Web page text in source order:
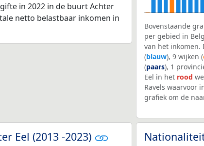
in 2022 in de buurt Achter
netto belastbaar inkomen in
Bovenstaande
per gebied in
van het inkomen.
(blauw), 9 wijken (
(paars), 1
Eel in het rood
Ravels waarvoor
grafiek om de
Eel (2013 -2023)